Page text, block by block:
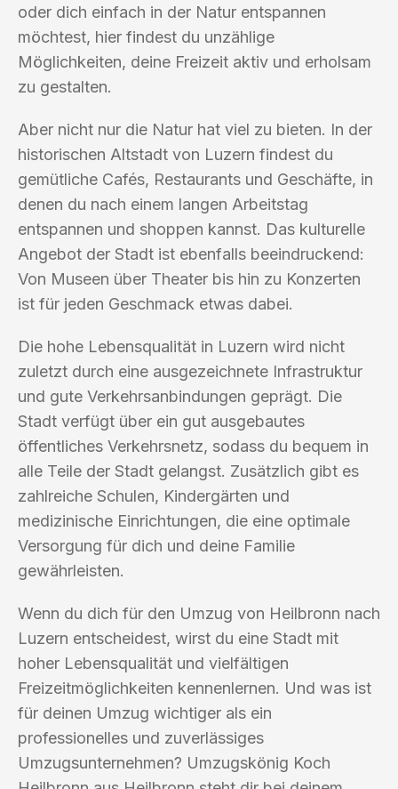
oder dich einfach in der Natur entspannen
möchtest, hier findest du unzählige
Möglichkeiten, deine Freizeit aktiv und erholsam
zu gestalten.
Aber nicht nur die Natur hat viel zu bieten. In der
historischen Altstadt von Luzern findest du
gemütliche Cafés, Restaurants und Geschäfte, in
denen du nach einem langen Arbeitstag
entspannen und shoppen kannst. Das kulturelle
Angebot der Stadt ist ebenfalls beeindruckend:
Von Museen über Theater bis hin zu Konzerten
ist für jeden Geschmack etwas dabei.
Die hohe Lebensqualität in Luzern wird nicht
zuletzt durch eine ausgezeichnete Infrastruktur
und gute Verkehrsanbindungen geprägt. Die
Stadt verfügt über ein gut ausgebautes
öffentliches Verkehrsnetz, sodass du bequem in
alle Teile der Stadt gelangst. Zusätzlich gibt es
zahlreiche Schulen, Kindergärten und
medizinische Einrichtungen, die eine optimale
Versorgung für dich und deine Familie
gewährleisten.
Wenn du dich für den Umzug von Heilbronn nach
Luzern entscheidest, wirst du eine Stadt mit
hoher Lebensqualität und vielfältigen
Freizeitmöglichkeiten kennenlernen. Und was ist
für deinen Umzug wichtiger als ein
professionelles und zuverlässiges
Umzugsunternehmen? Umzugskönig Koch